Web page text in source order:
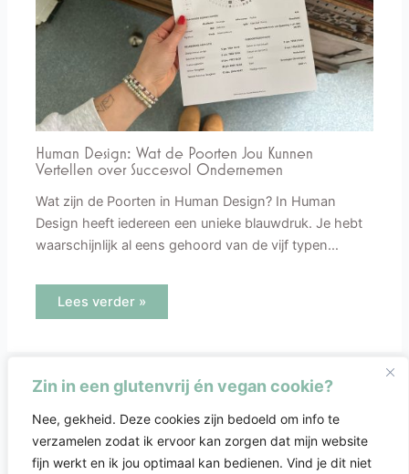
Zin in een glutenvrij én vegan cookie?
Nee, gekheid. Deze cookies zijn bedoeld om info te
verzamelen zodat ik ervoor kan zorgen dat mijn website
fijn werkt en ik jou optimaal kan bedienen. Vind je dit niet
Human Design: Wat de Poorten Jou Kunnen
Vertellen over Succesvol Ondernemen
Wat zijn de Poorten in Human Design? In Human
Design heeft iedereen een unieke blauwdruk. Je hebt
waarschijnlijk al eens gehoord van de vijf typen…
Lees verder »